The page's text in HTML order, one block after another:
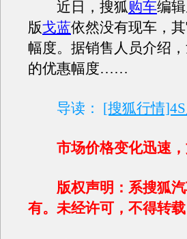
近日，搜狐购车编
版戈蓝依然没有现车，
幅度。据销售人员介绍
的优惠幅度……
导读： [搜狐行情
市场价格变化迅速
版权声明：系搜狐
有。未经许可，不得转